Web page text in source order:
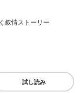
叙情ストーリー
試し読み